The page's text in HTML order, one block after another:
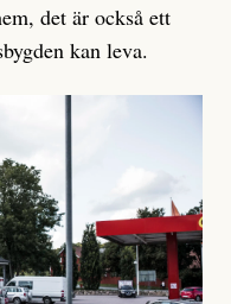
det är också ett
kan leva.